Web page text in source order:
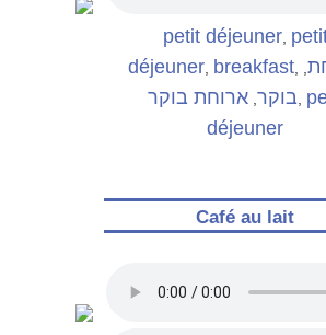
petit déjeuner,
déjeuner breakfast
בוקר ,ארוחת בוקר
déjeuner
Café au lait